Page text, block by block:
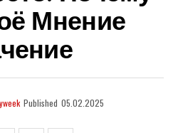
Мнение
Published 05.02.2025